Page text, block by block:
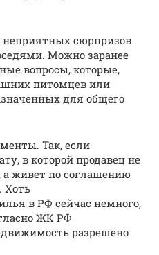
неприятных сюрпризов
Можно заранее
вопросы, которые,
питомцев или
для общего
Так, если
в которой продавец не
а живет по соглашению
Хоть
в РФ сейчас немного,
ЖК РФ
разрешено